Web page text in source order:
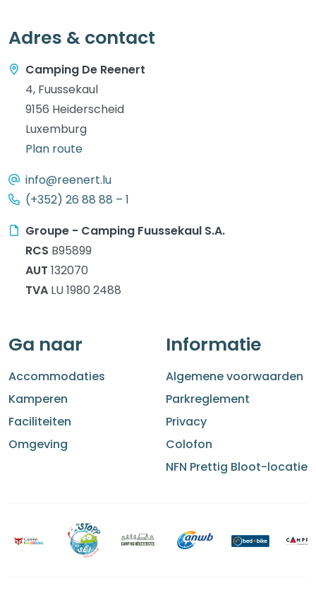
Adres & contact
Camping De Reenert
4, Fuussekaul
9156 Heiderscheid
Luxemburg
Plan route
info@reenert.lu
(+352) 26 88 88 – 1
Groupe - Camping Fuussekaul S.A.
RCS B95899
AUT 132070
TVA LU 1980 2488
Ga naar
Accommodaties
Kamperen
Faciliteiten
Omgeving
Informatie
Algemene voorwaarden
Parkreglement
Privacy
Colofon
NFN Prettig Bloot-locatie